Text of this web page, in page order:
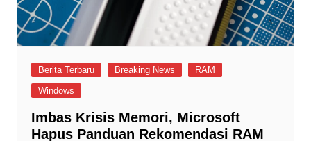
Berita Terbaru Breaking News
RAM
Windows
Imbas Krisis Memori, Microsoft
Hapus Panduan Rekomendasi RAM